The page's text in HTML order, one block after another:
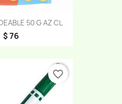
50 G AZ CL
$ 76
favorite_border